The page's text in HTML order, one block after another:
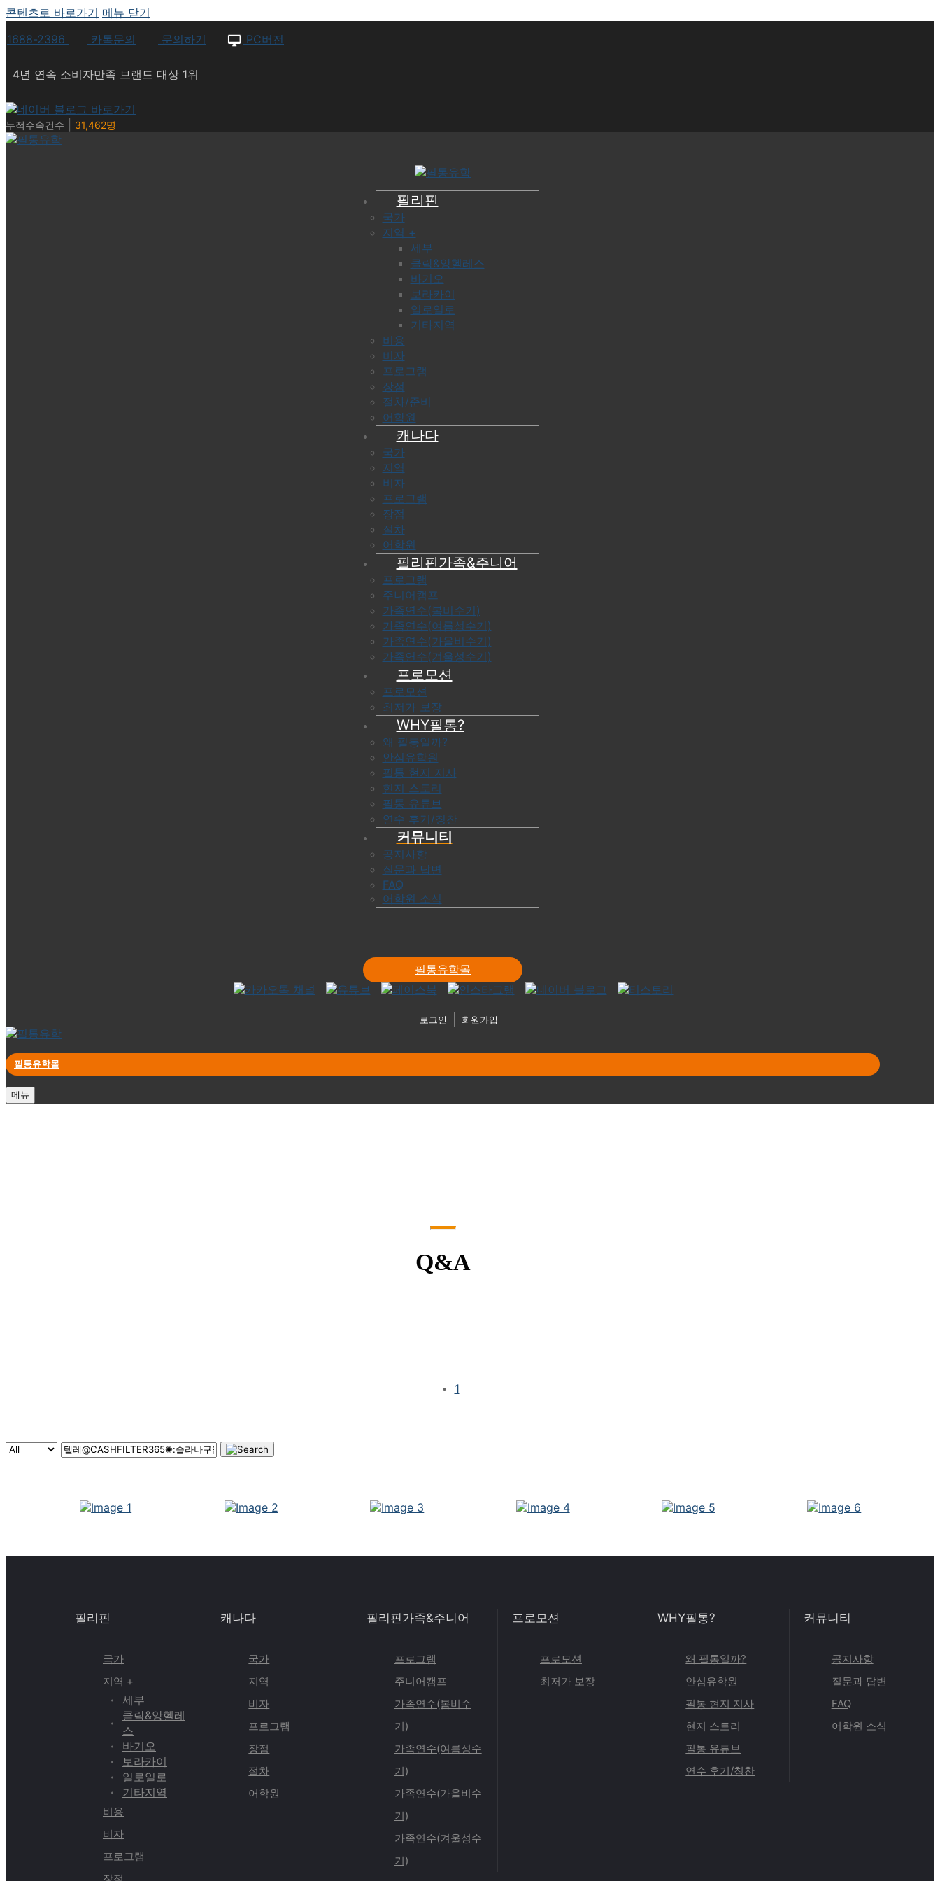
콘텐츠로 바로가기 메뉴 닫기
1688-2396
카톡문의 문의하기 PC버전
4년 연속 소비자만족 브랜드 대상 1위
누적수속건수 31,462명
필리핀
국가
지역 +
세부
클락&앙헬레스
바기오
보라카이
일로일로
기타지역
비용
비자
프로그램
장점
절차/준비
어학원
캐나다
국가
지역
비자
프로그램
장점
절차
어학원
필리핀가족&주니어
프로그램
주니어캠프
가족연수(봄비수기)
가족연수(여름성수기)
가족연수(가을비수기)
가족연수(겨울성수기)
프로모션
프로모션
최저가 보장
WHY필통?
왜 필통일까?
안심유학원
필통 현지 지사
현지 스토리
필통 유튜브
연수 후기/칭찬
커뮤니티
공지사항
질문과 답변
FAQ
어학원 소식
로그인 회원가입
필통유학몰
필통유학몰
메뉴
Q&A
1
필리핀
국가
지역 +
세부
클락&앙헬레
스
바기오
보라카이
일로일로
기타지역
비용
비자
프로그램
캐나다
국가
지역
비자
프로그램
장점
절차
어학원
필리핀가족&주니어
프로그램
주니어캠프
가족연수(봄비수
기)
가족연수(여름성수
기)
가족연수(가을비수
기)
가족연수(겨울성수
기)
프로모션
프로모션
최저가 보장
WHY필통?
왜 필통일까?
안심유학원
필통 현지 지사
현지 스토리
필통 유튜브
연수 후기/칭찬
커뮤니티
공지사항
질문과 답변
FAQ
어학원 소식